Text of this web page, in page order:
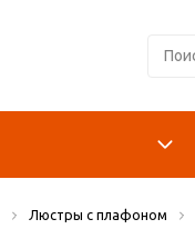
Люстры с плафоном